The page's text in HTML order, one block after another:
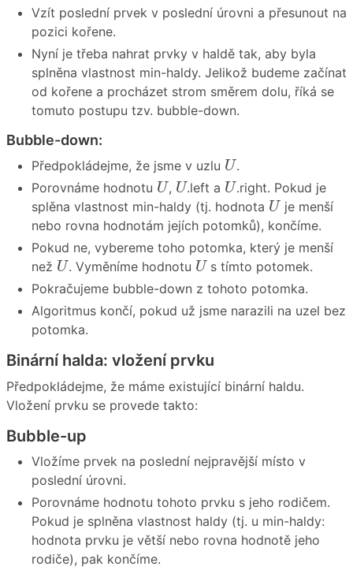
Vzít poslední prvek v poslední úrovni a přesunout na
pozici kořene.
Nyní je třeba nahrat prvky v haldě tak, aby byla
splněna vlastnost min-haldy. Jelikož budeme začínat
od kořene a procházet strom směrem dolu, říká se
tomuto postupu tzv. bubble-down.
Bubble-down:
Předpokládejme, že jsme v uzlu U
U.
Porovnáme hodnotu U
U, U
U.left a U
U.right. Pokud je
splěna vlastnost min-haldy (tj. hodnota U
U je menší
nebo rovna hodnotám jejích potomků), končíme.
Pokud ne, vybereme toho potomka, který je menší
než U
U. Vyměníme hodnotu U
U s tímto potomek.
Pokračujeme bubble-down z tohoto potomka.
Algoritmus končí, pokud už jsme narazili na uzel bez
potomka.
Binární halda: vložení prvku
Předpokládejme, že máme existující binární haldu.
Vložení prvku se provede takto:
Bubble-up
Vložíme prvek na poslední nejpravější místo v
poslední úrovni.
Porovnáme hodnotu tohoto prvku s jeho rodičem.
Pokud je splněna vlastnost haldy (tj. u min-haldy:
hodnota prvku je větší nebo rovna hodnotě jeho
rodiče), pak končíme.